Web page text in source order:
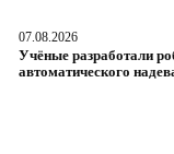
07.08.2026
Учёные разработали
автоматического